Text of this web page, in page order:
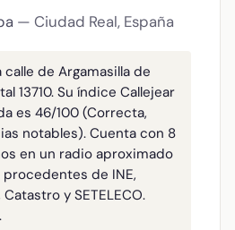
— Ciudad Real, España
calle de Argamasilla de
13710. Su índice Callejear
es 46/100 (Correcta,
notables). Cuenta con 8
en un radio aproximado
de INE,
y SETELECO.
.